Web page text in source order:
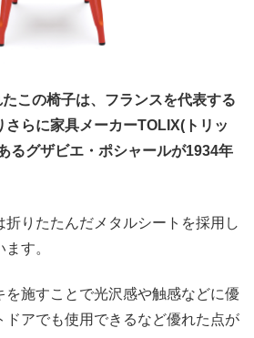
この椅子は、フランスを代表する
らに家具メーカーTOLIX(トリッ
るグザビエ・ポシャールが1934年
りたたんだメタルシートを採用し
す。
を施すことで光沢感や触感などに優
ドアでも使用できるなど優れた点が